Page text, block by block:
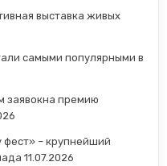
выставка живых
самыми популярными в
заявокна премию
фест» – крупнейший
11.07.2026